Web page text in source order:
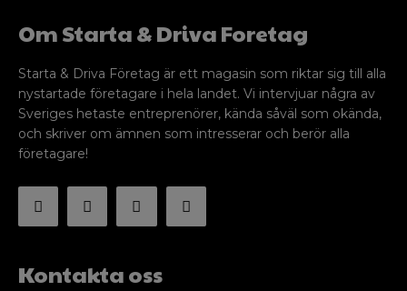
Om Starta & Driva Foretag
Starta & Driva Företag är ett magasin som riktar sig till alla
nystartade företagare i hela landet. Vi intervjuar några av
Sveriges hetaste entreprenörer, kända såväl som okända,
och skriver om ämnen som intresserar och berör alla
företagare!
Kontakta oss